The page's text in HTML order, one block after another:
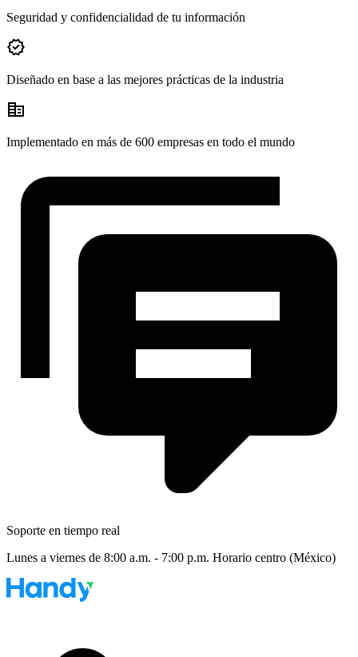
Seguridad y confidencialidad de tu información
verified
Diseñado en base a las mejores prácticas de la industria
corporate_fare
Implementado en más de 600 empresas en todo el mundo
Soporte en tiempo real
Lunes a viernes de 8:00 a.m. - 7:00 p.m. Horario centro (México)